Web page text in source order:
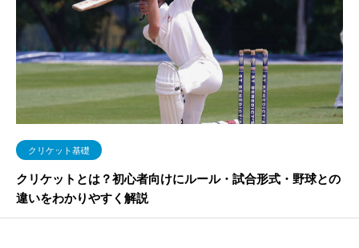
クリケット基礎
クリケットとは？初心者向けにルール・試合形式・野球との
違いをわかりやすく解説